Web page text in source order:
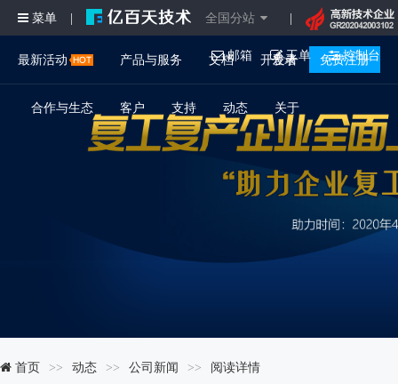
最新活动 产品与服务 文档 开发者
合作与生态 客户 支持 动态 关于
登录 免费注册
菜单 全国分站
邮箱 工单 控制台
首页 动态 公司新闻 阅读详情